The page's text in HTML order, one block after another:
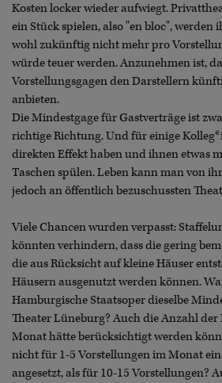
Kosten locker wieder aufwiegt.
ein Stück spielen, also "en bloc",
wohl zukünftig nicht mehr pro
würde teuer werden. Anzunehmen ist,
Vorstellungsgagen den Darstellern
anbieten.
Die Mindestgage für Gastverträge ist
richtige Richtung. Und für einige
direkten Effekt haben und ihnen etwas
Taschen spülen. Leben kann man von
jedoch an öffentlich bezuschussten
Viele Chancen wurden verpasst:
könnten verhindern, dass die gering
die aus Rücksicht auf kleine Häuser
Häusern ausgenutzt werden können.
Hamburgische Staatsoper dieselbe
Theater Lüneburg? Auch die Anzahl
Monat hätte berücksichtigt werden
nicht für 1-5 Vorstellungen im Monat
angesetzt, als für 10-15 Vorstellungen?